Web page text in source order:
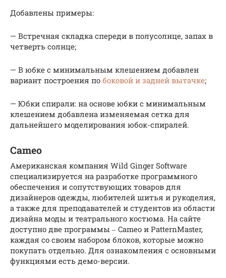
Добавлены примеры:
— Встречная складка спереди в полусолнце, запах в
четверть солнце;
— В юбке с минимальным клешением добавлен
вариант построения по боковой и задней вытачке;
— Юбки спирали: на основе юбки с минимальным
клешением добавлена изменяемая сетка для
дальнейшего моделирования юбок-спиралей.
Cameo
Американская компания Wild Ginger Software
специализируется на разработке программного
обеспечения и сопутствующих товаров для
дизайнеров одежды, любителей шитья и рукоделия,
а также для преподавателей и студентов из области
дизайна моды и театрального костюма. На сайте
доступно две программы ‒ Cameo и PatternMaster,
каждая со своим набором блоков, которые можно
покупать отдельно. Для ознакомления с основными
функциями есть демо-версии.